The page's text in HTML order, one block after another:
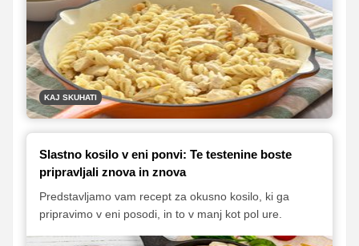
med tednom.
KAJ SKUHATI
Slastno kosilo v eni ponvi: Te testenine boste
pripravljali znova in znova
Predstavljamo vam recept za okusno kosilo, ki ga
pripravimo v eni posodi, in to v manj kot pol ure.